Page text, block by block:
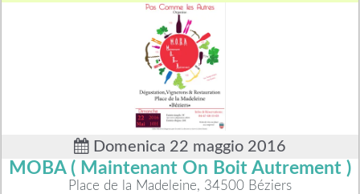
Domenica 22 maggio 2016
MOBA ( Maintenant On Boit Autrement )
Place de la Madeleine, 34500 Béziers